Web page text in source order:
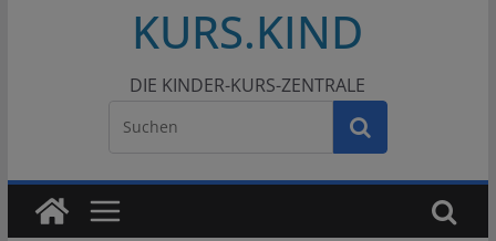
KURS.KIND
DIE KINDER-KURS-ZENTRALE